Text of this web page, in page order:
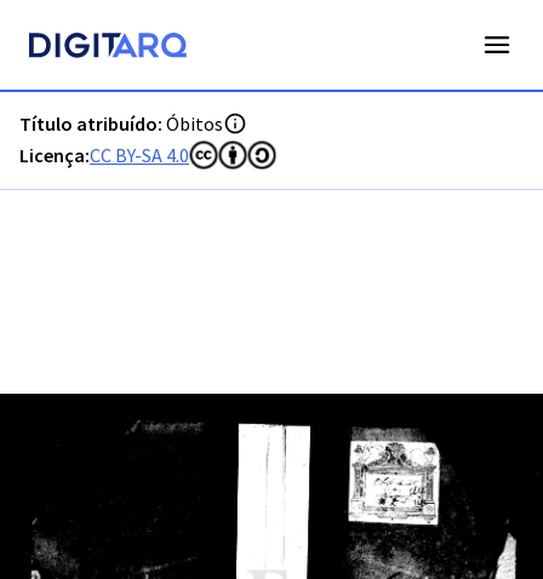
Título atribuído: Óbitos
Licença:CC BY-SA 4.0